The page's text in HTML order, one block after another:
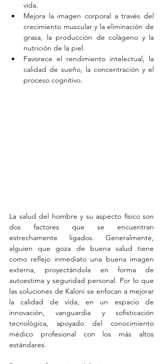
vida.
Mejora la imagen corporal a través del
crecimiento muscular y la eliminación de
grasa, la producción de colágeno y la
nutrición de la piel.
Favorece el rendimiento intelectual, la
calidad de sueño, la concentración y el
proceso cognitivo.
La salud del hombre y su aspecto físico son
dos factores que se encuentran
estrechamente ligados. Generalmente,
alguien que goza de buena salud tiene
como reflejo inmediato una buena imagen
externa, proyectándola en forma de
autoestima y seguridad personal. Por lo que
las soluciones de Kaloni se enfocan a mejorar
la calidad de vida, en un espacio de
innovación, vanguardia y sofisticación
tecnológica, apoyado del conocimiento
médico profesional con los más altos
estándares.